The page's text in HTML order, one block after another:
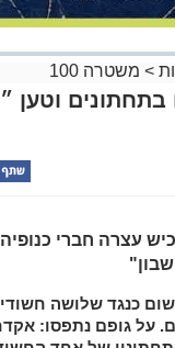
> משטרה 100
וטען
עצרה חברי
כנגד שלושה